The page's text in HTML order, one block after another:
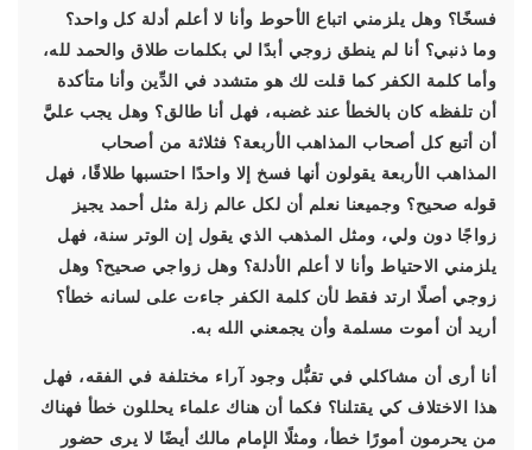
فسخًا؟ وهل يلزمني اتباع الأحوط وأنا لا أعلم أدلة كل واحد؟
وما ذنبي؟ أنا لم ينطق زوجي أبدًا لي بكلمات طلاق والحمد لله،
وأما كلمة الكفر كما قلت لك هو متشدد في الدِّين وأنا متأكدة
أن تلفظه كان بالخطأ عند غضبه، فهل أنا طالق؟ وهل يجب عليَّ
أن أتبع كل أصحاب المذاهب الأربعة؟ فثلاثة من أصحاب
المذاهب الأربعة يقولون أنها فسخ إلا واحدًا احتسبها طلاقًا، فهل
قوله صحيح؟ وجميعنا نعلم أن لكل عالم زلة مثل أحمد يجيز
زواجًا دون ولي، ومثل المذهب الذي يقول إن الوتر سنة، فهل
يلزمني الاحتياط وأنا لا أعلم الأدلة؟ وهل زواجي صحيح؟ وهل
زوجي أصلًا ارتد فقط لأن كلمة الكفر جاءت على لسانه خطأ؟
أريد أن أموت مسلمة وأن يجمعني الله به.
أنا أرى أن مشاكلي في تقبُّل وجود آراء مختلفة في الفقه، فهل
هذا الاختلاف كي يقتلنا؟ فكما أن هناك علماء يحللون خطأ فهناك
من يحرمون أمورًا خطأ، ومثلًا الإمام مالك أيضًا لا يرى حضور